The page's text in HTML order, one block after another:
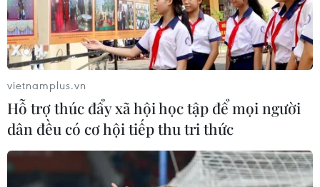
lên), phụ nữ chạy nhanh hơn nam giới.
vietnamplus.vn
Hỗ trợ thúc đẩy xã hội học tập để mọi người
dân đều có cơ hội tiếp thu tri thức